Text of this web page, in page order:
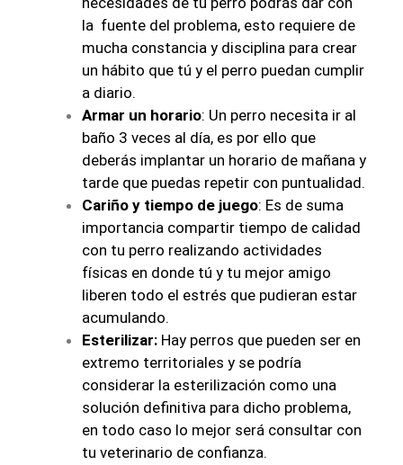
la fuente del problema, esto requiere de
mucha constancia y disciplina para crear
un hábito que tú y el perro puedan cumplir
a diario.
Armar un horario: Un perro necesita ir al
baño 3 veces al día, es por ello que
deberás implantar un horario de mañana y
tarde que puedas repetir con puntualidad.
Cariño y tiempo de juego: Es de suma
importancia compartir tiempo de calidad
con tu perro realizando actividades
físicas en donde tú y tu mejor amigo
liberen todo el estrés que pudieran estar
acumulando.
Esterilizar: Hay perros que pueden ser en
extremo territoriales y se podría
considerar la esterilización como una
solución definitiva para dicho problema,
en todo caso lo mejor será consultar con
tu veterinario de confianza.